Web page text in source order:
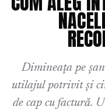
Dimineața pe
utilajul potrivit și
de cap cu factură.